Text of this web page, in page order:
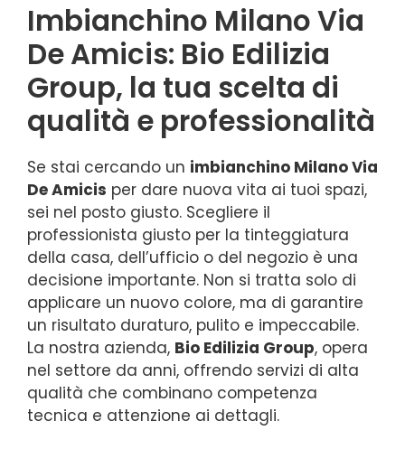
Imbianchino Milano Via
De Amicis: Bio Edilizia
Group, la tua scelta di
qualità e professionalità
Se stai cercando un imbianchino Milano Via
De Amicis per dare nuova vita ai tuoi spazi,
sei nel posto giusto. Scegliere il
professionista giusto per la tinteggiatura
della casa, dell’ufficio o del negozio è una
decisione importante. Non si tratta solo di
applicare un nuovo colore, ma di garantire
un risultato duraturo, pulito e impeccabile.
La nostra azienda, Bio Edilizia Group, opera
nel settore da anni, offrendo servizi di alta
qualità che combinano competenza
tecnica e attenzione ai dettagli.